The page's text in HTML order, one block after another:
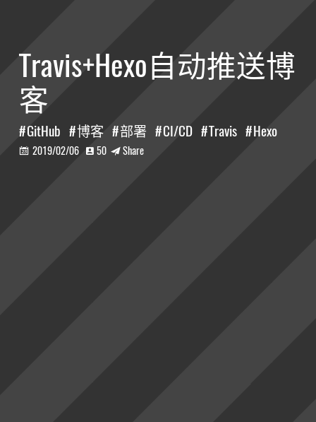
Travis+Hexo自动推送博
客
GitHub 博客 部署 CI/CD Travis Hexo
 2019/02/06  50  Share